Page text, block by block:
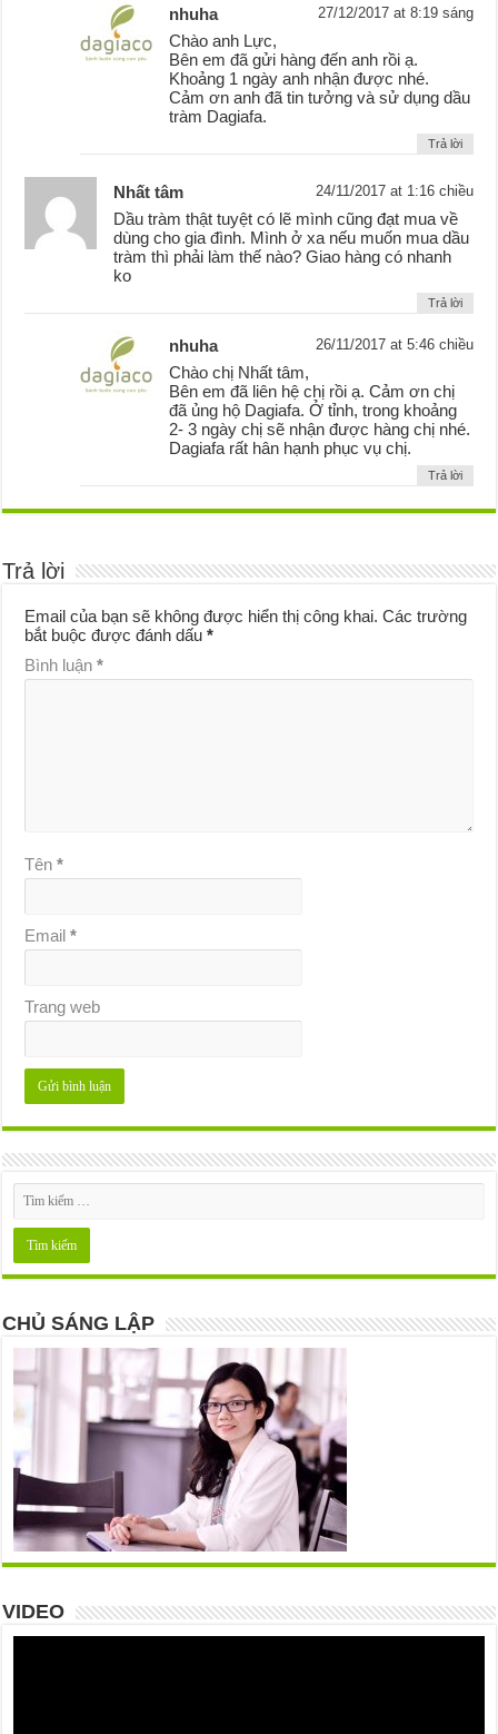
nhuha 27/12/2017 at 8:19 sáng
Chào anh Lực,
Bên em đã gửi hàng đến anh rồi ạ.
Khoảng 1 ngày anh nhận được nhé.
Cảm ơn anh đã tin tưởng và sử dụng dầu
tràm Dagiafa.
Trả lời
Nhất tâm 24/11/2017 at 1:16 chiều
Dầu tràm thật tuyệt có lẽ mình cũng đạt mua về
dùng cho gia đình. Mình ở xa nếu muốn mua dầu
tràm thì phải làm thế nào? Giao hàng có nhanh
ko
Trả lời
nhuha 26/11/2017 at 5:46 chiều
Chào chị Nhất tâm,
Bên em đã liên hệ chị rồi ạ. Cảm ơn chị
đã ủng hộ Dagiafa. Ở tỉnh, trong khoảng
2- 3 ngày chị sẽ nhận được hàng chị nhé.
Dagiafa rất hân hạnh phục vụ chị.
Trả lời
Trả lời
Email của bạn sẽ không được hiển thị công khai. Các trường
bắt buộc được đánh dấu*
Bình luận*
Tên*
Email*
Trang web
CHỦ SÁNG LẬP
VIDEO